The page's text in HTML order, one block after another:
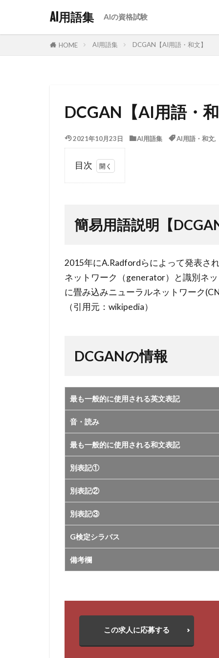
AI用語集 AIの資格試験
HOME AI用語集 DCGAN【AI用語・和文】
DCGAN【AI用語・
2021年10月23日 AI用語集 AI用語・和文,
目次
1
簡易用
2
簡易用語説明【
2015年にA.Radfordらによって発表さ
ネットワーク（generator）と識別ネ
に畳み込みニューラルネットワーク
（引用元：wikipedia）
DCGANの情報
最も一般的に使用される英文表記
音・読み
最も一般的に使用される和文表記
別表記①
別表記②
別表記③
G検定シラバス
備考欄
この求人に応募する